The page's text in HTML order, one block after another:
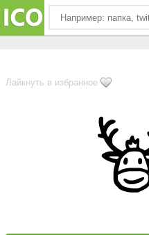
Лайкнуть в избранное